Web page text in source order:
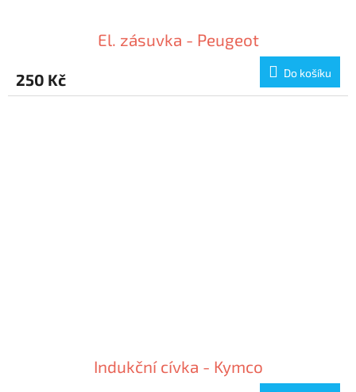
El. zásuvka - Peugeot
250 Kč Do košíku
Indukční cívka - Kymco